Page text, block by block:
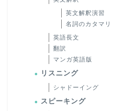
英文解釈演習
名詞のカタマリ
英語長文
翻訳
マンガ英語版
リスニング
シャドーイング
スピーキング